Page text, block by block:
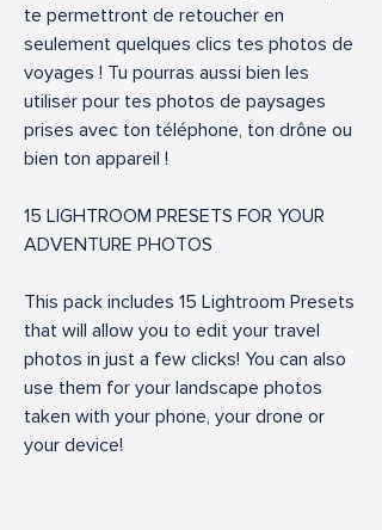
te permettront de retoucher en
seulement quelques clics tes photos de
voyages ! Tu pourras aussi bien les
utiliser pour tes photos de paysages
prises avec ton téléphone, ton drône ou
bien ton appareil !
15 LIGHTROOM PRESETS FOR YOUR
ADVENTURE PHOTOS
This pack includes 15 Lightroom Presets
that will allow you to edit your travel
photos in just a few clicks! You can also
use them for your landscape photos
taken with your phone, your drone or
your device!